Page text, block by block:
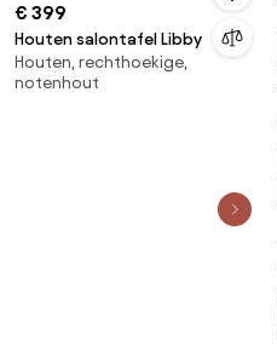
€ 399
Houten salontafel Libby
Houten, rechthoekige,
notenhout